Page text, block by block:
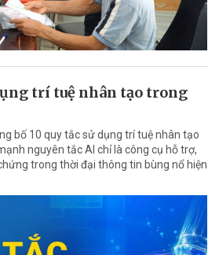
trí tuệ nhân tạo trong
bố 10 quy tắc sử dụng trí tuệ nhân tạo
nguyên tắc AI chỉ là công cụ hỗ trợ,
trong thời đại thông tin bùng nổ hiện